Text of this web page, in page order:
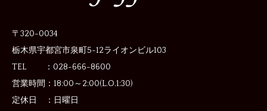
〒320-0034
栃木県宇都宮市泉町5-12ライオンビル103
TEL ：028-666-8600
営業時間： 18:00～2:00(L.O.1:30)
定休日 ： 日曜日